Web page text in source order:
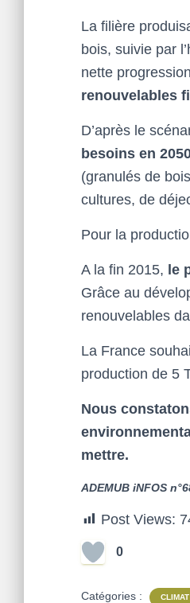
La filière
bois, suivie par
nette
renouvelables
D’après le
besoins en
(granulés de
cultures, de
Pour la
A la fin 2015, le
Grâce au
renouvelables
La France
production de 5
Nous
mettre.
ADEMUB iNFOS
Post Views:
0
Catégories :